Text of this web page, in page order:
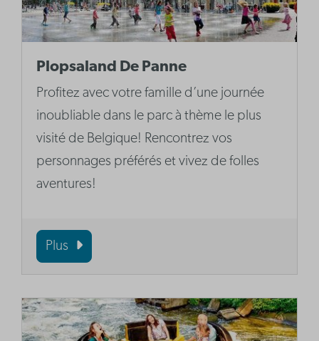
Plopsaland De Panne
Profitez avec votre famille d’une journée
inoubliable dans le parc à thème le plus
visité de Belgique! Rencontrez vos
personnages préférés et vivez de folles
aventures!
Plus